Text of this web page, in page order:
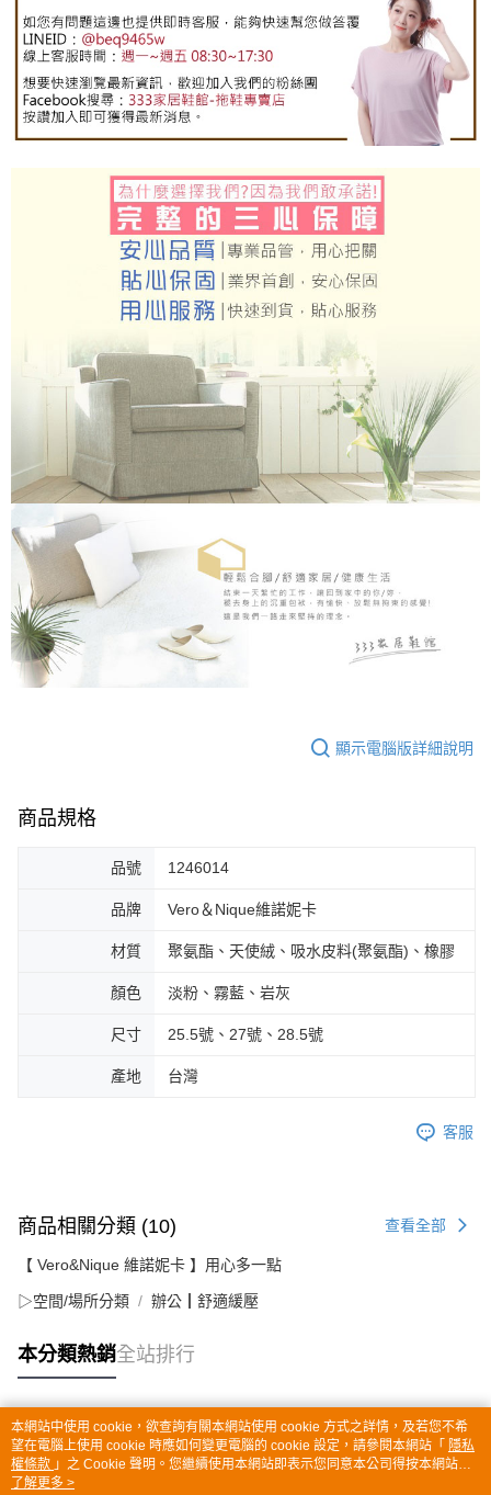
顯示電腦版詳細說明
商品規格
品號 1246014
品牌 Vero＆Nique維諾妮卡
材質 聚氨酯、天使絨、吸水皮料(聚氨酯)、橡膠
顏色 淡粉、霧藍、岩灰
尺寸 25.5號、27號、28.5號
產地 台灣
客服
商品相關分類 (10) 查看全部
【 Vero&Nique 維諾妮卡 】用心多一點
▷空間/場所分類 辦公┃舒適緩壓
本分類熱銷全站排行
熱門標籤
本網站中使用 cookie，欲查詢有關本網站使用 cookie 方式之詳情，及若您不希
望在電腦上使用 cookie 時應如何變更電腦的 cookie 設定，請參閱本網站「 隱私
權條款 」之 Cookie 聲明。您繼續使用本網站即表示您同意本公司得按本網站使
用條款之 Cookie 聲明使用 cookie。
了解更多 >